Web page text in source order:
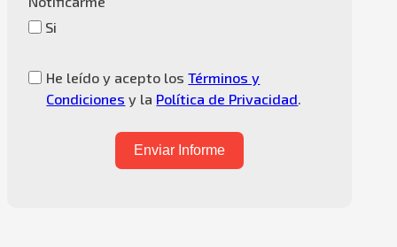
Si
He leído y acepto losTérminos y
Condiciones y la Política de Privacidad
Enviar Informe